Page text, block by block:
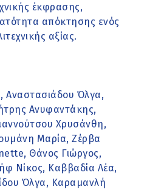
έκφρασης,
απόκτησης ενός
αξίας.
Αναστασιάδου Όλγα,
Ανυφαντάκης,
Χρυσάνθη,
Μαρία, Ζέρβα
Θάνος Γιώργος,
Νίκος, Καββαδία Λέα,
Όλγα, Καραμανλή